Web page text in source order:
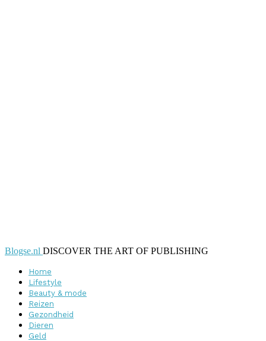
Blogse.nl DISCOVER THE ART OF PUBLISHING
Home
Lifestyle
Beauty & mode
Reizen
Gezondheid
Dieren
Geld